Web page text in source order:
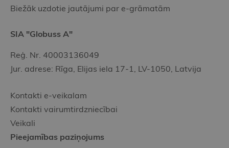
Biežāk uzdotie jautājumi par e-grāmatām
SIA "Globuss A"
Reģ. Nr. 40003136049
Jur. adrese: Rīga, Elijas iela 17-1, LV-1050, Latvija
Kontakti e-veikalam
Kontakti vairumtirdzniecībai
Veikali
Pieejamības paziņojums